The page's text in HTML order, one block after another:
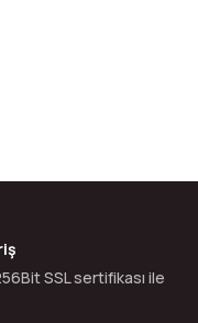
SSL sertifikası ile